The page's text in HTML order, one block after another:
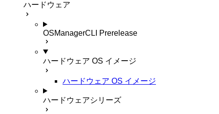
ハードウェア
OSManagerCLI Prerelease
ハードウェア OS イメージ
ハードウェア OS イメージ
ハードウェアシリーズ